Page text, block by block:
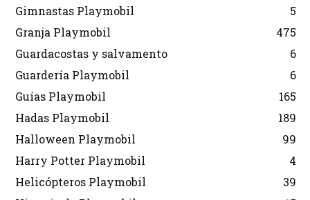
Gimnastas Playmobil
5
Granja Playmobil
475
Guardacostas y salvamento
6
Guardería Playmobil
6
Guías Playmobil
165
Hadas Playmobil
189
Halloween Playmobil
99
Harry Potter Playmobil
4
Helicópteros Playmobil
39